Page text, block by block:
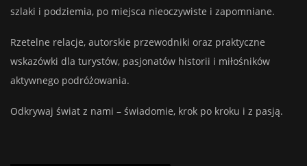
szlaki i podziemia, po miejsca nieoczywiste i zapomniane.
Rzetelne relacje, autorskie przewodniki oraz praktyczne
wskazówki dla turystów, pasjonatów historii i miłośników
aktywnego podróżowania.
Odkrywaj świat z nami – świadomie, krok po kroku i z pasją.